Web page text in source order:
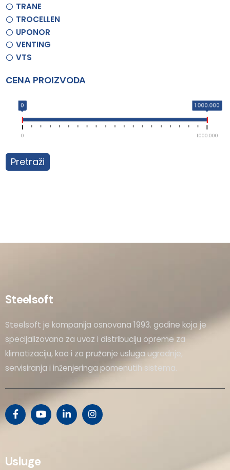
TRANE
TROCELLEN
UPONOR
VENTING
VTS
CENA PROIZVODA
0 1.000.000
0 1.000.000
Pretraži
Steelsoft
Steelsoft je kompanija osnovana 1993. godine koja je
specijalizovana za uvoz i distribuciju opreme za
klimatizaciju, kao i za pružanje usluga ugradnje,
servisiranja i inženjeringa pomenutih sistema.
Usluge